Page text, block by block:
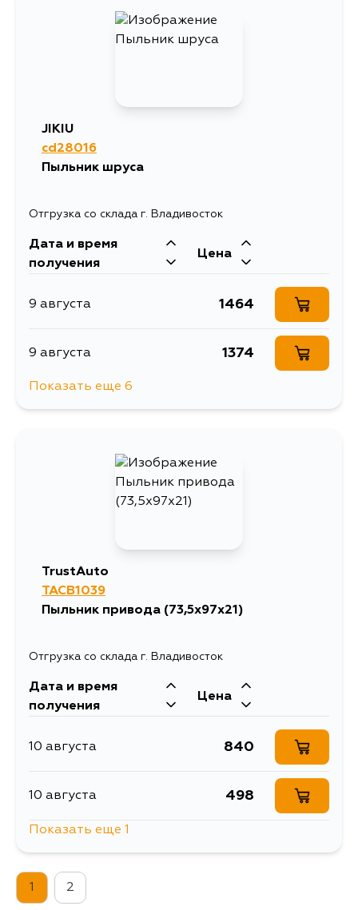
574
20 августа
JIKIU
cd28016
Пыльник шруса
Отгрузка со склада г. Владивосток
Дата и время
получения
Цена
9 августа 1464
9 августа 1374
1636
14 августа
Показать еще 6
TrustAuto
TACB1039
Пыльник привода (73,5x97x21)
Отгрузка со склада г. Владивосток
Дата и время
получения
Цена
10 августа 840
10 августа 498
Показать еще 1
1 2